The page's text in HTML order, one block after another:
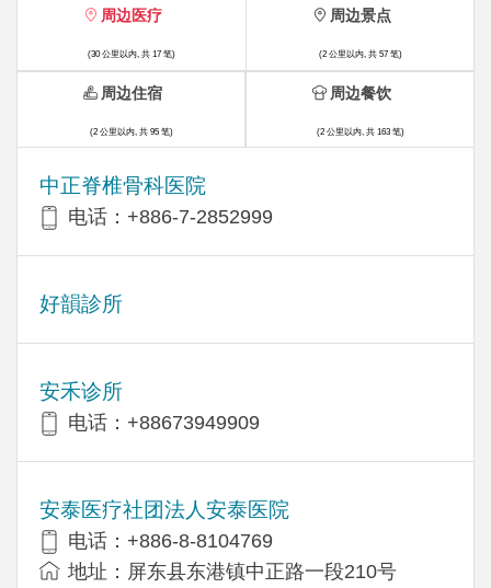
周边医疗
(30 公里以内, 共 17 笔)
中正脊椎骨科医院
电话：+886-7-2852999
好韻診所
安禾诊所
电话：+88673949909
安泰医疗社团法人安泰医院
电话：+886-8-8104769
地址：屏东县东港镇中正路一段210号
周边景点
(2 公里以内, 共 57 笔)
周边住宿
(2 公里以内, 共 95 笔)
周边餐饮
(2 公里以内, 共 163 笔)